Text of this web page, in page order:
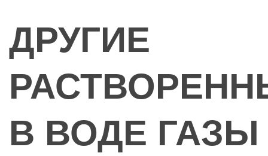
ДРУГИЕ
В ВОДЕ ГАЗЫ